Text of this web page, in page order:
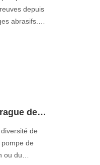
depuis
abrasifs.Le
à haut
sur
Le fabricant de pompes de drague de la Chine vous a rappelé les problèmes spécifiques rencontrés dans l'opération de pompe de dragage
de
de
ou du